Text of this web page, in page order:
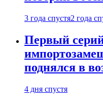
3 года спустя2 года
Первый
поднялся в
4 дня спустя